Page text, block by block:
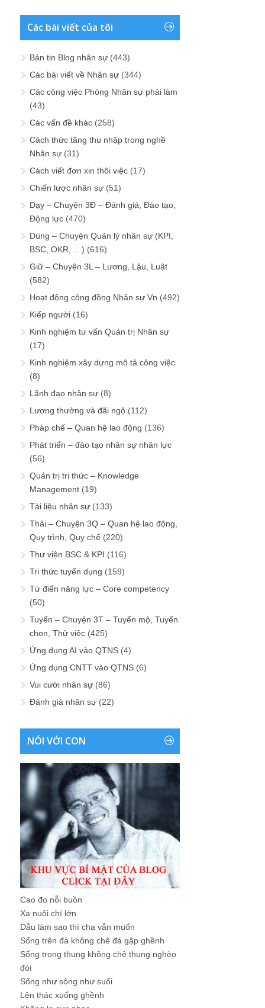
Các bài viết của tôi
Bản tin Blog nhân sự (443)
Các bài viết về Nhân sự (344)
Các công việc Phòng Nhân sự phải làm
(43)
Các vấn đề khác (258)
Cách thức tăng thu nhập trong nghề
Nhân sự (31)
Cách viết đơn xin thôi việc (17)
Chiến lược nhân sự (51)
Dạy – Chuyện 3Đ – Đánh giá, Đào tạo,
Động lực (470)
Dùng – Chuyện Quản lý nhân sự (KPI,
BSC, OKR, …) (616)
Giữ – Chuyện 3L – Lương, Lậu, Luật
(582)
Hoạt động cộng đồng Nhân sự Vn (492)
Kiếp người (16)
Kinh nghiệm tư vấn Quản trị Nhân sự
(17)
Kinh nghiệm xây dựng mô tả công việc
(8)
Lãnh đạo nhân sự (8)
Lương thưởng và đãi ngộ (112)
Pháp chế – Quan hệ lao động (136)
Phát triển – đào tạo nhân sự nhân lực
(56)
Quản trị tri thức – Knowledge
Management (19)
Tài liệu nhân sự (133)
Thải – Chuyện 3Q – Quan hệ lao động,
Quy trình, Quy chế (220)
Thư viện BSC & KPI (116)
Tri thức tuyển dụng (159)
Từ điển năng lực – Core competency
(50)
Tuyển – Chuyện 3T – Tuyển mộ, Tuyển
chọn, Thử việc (425)
Ứng dụng AI vào QTNS (4)
Ứng dụng CNTT vào QTNS (6)
Vui cười nhân sự (86)
Đánh giá nhân sự (22)
NÓI VỚI CON
Cao đo nỗi buồn
Xa nuôi chí lớn
Dẫu làm sao thì cha vẫn muốn
Sống trên đá không chê đá gập ghềnh
Sống trong thung không chê thung nghèo
đói
Sống như sông như suối
Lên thác xuống ghềnh